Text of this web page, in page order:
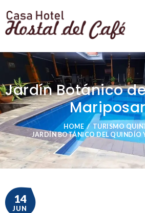
Jardín Botánico
HOME
TURISMO
JARDÍN BOTÁNICO DEL QUINDÍO
14
JUN